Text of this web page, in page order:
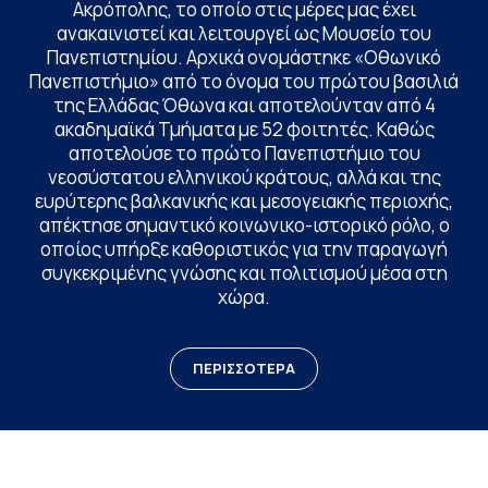
Ακρόπολης, το οποίο στις μέρες μας έχει
ανακαινιστεί και λειτουργεί ως Μουσείο του
Πανεπιστημίου. Αρχικά ονομάστηκε «Οθωνικό
Πανεπιστήμιο» από το όνομα του πρώτου βασιλιά
της Ελλάδας Όθωνα και αποτελούνταν από 4
ακαδημαϊκά Τμήματα με 52 φοιτητές. Καθώς
αποτελούσε το πρώτο Πανεπιστήμιο του
νεοσύστατου ελληνικού κράτους, αλλά και της
ευρύτερης βαλκανικής και μεσογειακής περιοχής,
απέκτησε σημαντικό κοινωνικο-ιστορικό ρόλο, ο
οποίος υπήρξε καθοριστικός για την παραγωγή
συγκεκριμένης γνώσης και πολιτισμού μέσα στη
χώρα.
ΠΕΡΙΣΣΟΤΕΡΑ